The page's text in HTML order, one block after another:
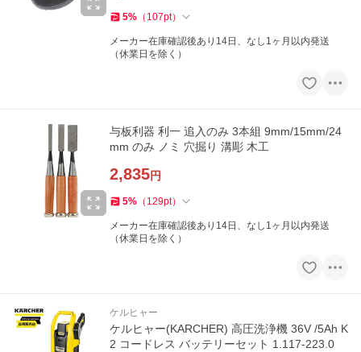
5% （ 107pt）
メーカー在庫確認後あり14日、なし1ヶ月以内発送
（休業日を除く）
与板利器 利一 追入のみ 3本組 9mm/15mm/24
mm のみ ノミ 穴掘り 溝彫 木工
2,835円
5% （ 129pt）
メーカー在庫確認後あり14日、なし1ヶ月以内発送
（休業日を除く）
ケルヒャー
ケルヒャー(KARCHER) 高圧洗浄機 36V /5Ah K
2 コードレス バッテリーセット 1.117-223.0